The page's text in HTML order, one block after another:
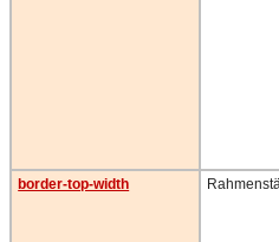
border-top-width